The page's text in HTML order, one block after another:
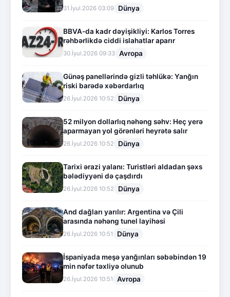
31.İyul.2026 03:09 Dünya
BBVA-da kadr dəyişikliyi: Karlos Torres
rəhbərlikdə ciddi islahatlar aparır
30.İyul.2026 09:33 Avropa
Günəş panellərində gizli təhlükə: Yanğın
riski barədə xəbərdarlıq
26.İyul.2026 10:52 Dünya
52 milyon dollarlıq nəhəng səhv: Heç yerə
aparmayan yol görənləri heyrətə salır
26.İyul.2026 10:52 Dünya
Tarixi ərazi yalanı: Turistləri aldadan şəxs
bələdiyyəni də çaşdırdı
26.İyul.2026 10:52 Dünya
And dağları yarılır: Argentina və Çili
arasında nəhəng tunel layihəsi
26.İyul.2026 10:51 Dünya
İspaniyada meşə yanğınları səbəbindən 19
min nəfər təxliyə olunub
26.İyul.2026 10:51 Avropa